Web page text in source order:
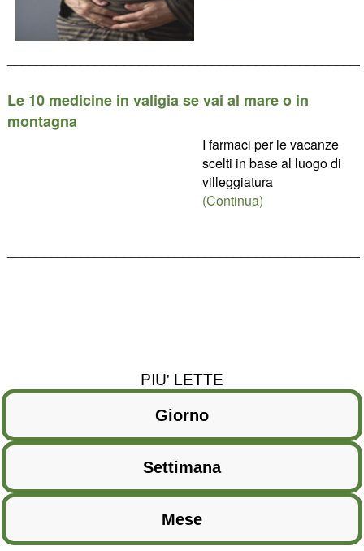
Le 10 medicine in valigia se vai al mare o in
montagna
I farmaci per le vacanze
scelti in base al luogo di
villeggiatura
(Continua)
PIU' LETTE